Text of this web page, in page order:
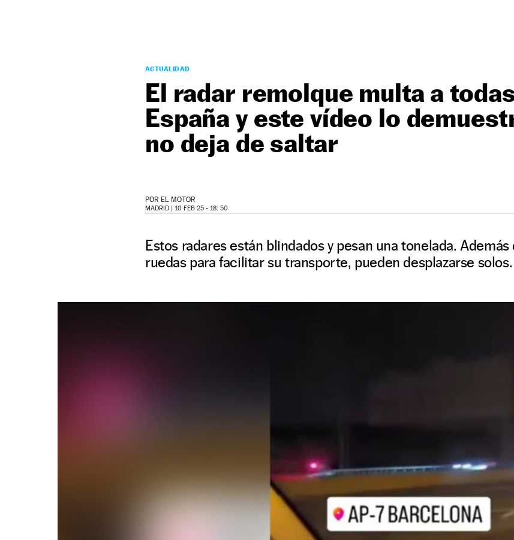
ACTUALIDAD
El radar remolque multa a
España y este vídeo lo
no deja de saltar
POR EL MOTOR
MADRID | 10 FEB 25 - 18: 50
Estos radares están blindados y pesan una tonelada.
ruedas para facilitar su transporte, pueden desplazarse solos.